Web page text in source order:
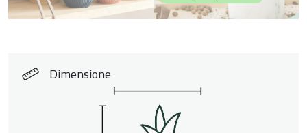
Dimensione